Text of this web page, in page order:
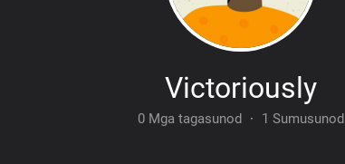
Victoriously
0 Mga tagasunod · 1 Sumusunod